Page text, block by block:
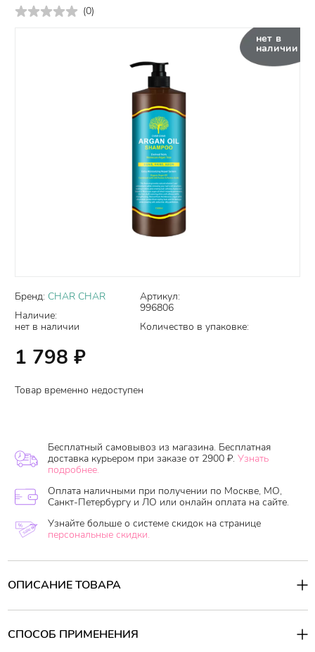
(0)
нет в
наличии
Бренд: CHAR CHAR
Наличие:
нет в наличии
Артикул:
996806
Количество в упаковке:
1 798 ₽
Товар временно недоступен
Бесплатный самовывоз из магазина. Бесплатная
доставка курьером при заказе от 2900 ₽. Узнать
подробнее.
Оплата наличными при получении по Москве, МО,
Санкт-Петербургу и ЛО или онлайн оплата на сайте.
Узнайте больше о системе скидок на странице
персональные скидки.
ОПИСАНИЕ ТОВАРА
Шампунь для волос содержит ценное аргановое масло,
витаминами. Шампунь эффективно очищает волосы и кожу
головы от повседневных загрязнений, удаляет избыток себума,
СПОСОБ ПРИМЕНЕНИЯ